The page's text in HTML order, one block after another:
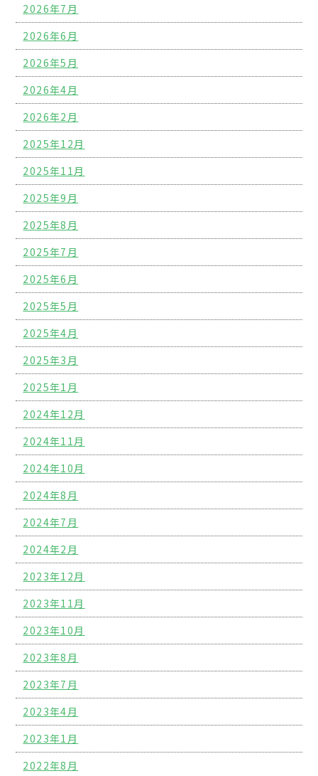
2026年7月
2026年6月
2026年5月
2026年4月
2026年2月
2025年12月
2025年11月
2025年9月
2025年8月
2025年7月
2025年6月
2025年5月
2025年4月
2025年3月
2025年1月
2024年12月
2024年11月
2024年10月
2024年8月
2024年7月
2024年2月
2023年12月
2023年11月
2023年10月
2023年8月
2023年7月
2023年4月
2023年1月
2022年8月